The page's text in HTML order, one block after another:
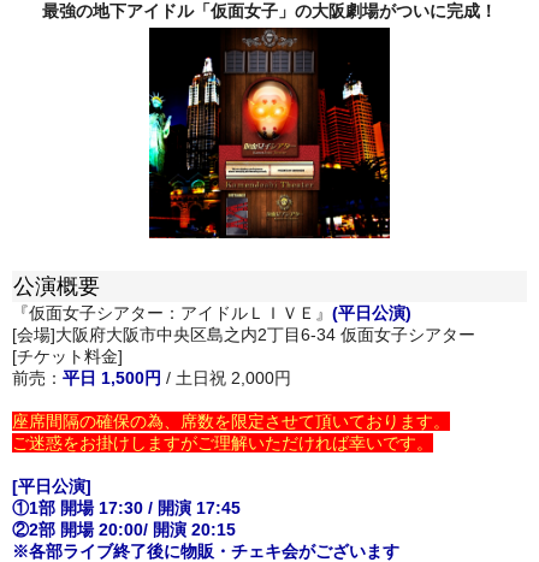
最強の地下アイドル「仮面女子」の大阪劇場がついに完成！
公演概要
『仮面女子シアター：アイドルＬＩＶＥ』 (平日公演)
[会場]大阪府大阪市中央区島之内2丁目6-34 仮面女子シアター
[チケット料金]
前売： 平日 1,500円 / 土日祝 2,000円
座席間隔の確保の為、席数を限定させて頂いております。
ご迷惑をお掛けしますがご理解いただければ幸いです。
[平日公演]
①1部 開場 17:30 / 開演 17:45
②2部 開場 20:00/ 開演 20:15
※各部ライブ終了後に物販・チェキ会がございます